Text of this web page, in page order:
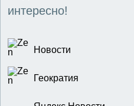
интересно!
Новости
Геократия